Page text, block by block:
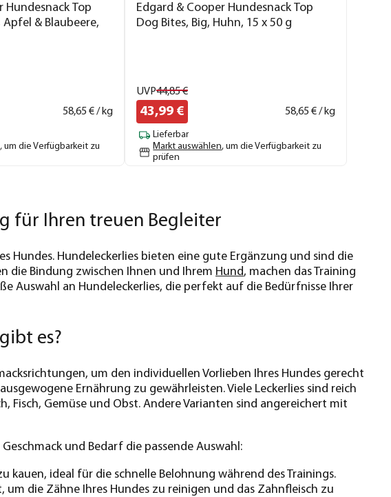
Hundesnack Top
Apfel & Blaubeere,
58,65 € / kg
, um die Verfügbarkeit zu
Edgard & Cooper Hundesnack Top
Dog Bites, Big, Huhn, 15 x 50 g
UVP44,85€
43,99 € 58,65 € / kg
Lieferbar
Markt auswählen, um die Verfügbarkeit zu
prüfen
für Ihren treuen Begleiter
Hundes. Hundeleckerlies bieten eine gute Ergänzung und sind die
die Bindung zwischen Ihnen und Ihrem Hund, machen das Training
Auswahl an Hundeleckerlies, die perfekt auf die Bedürfnisse Ihrer
es?
um den individuellen Vorlieben Ihres Hundes gerecht
Ernährung zu gewährleisten. Viele Leckerlies sind reich
Gemüse und Obst. Andere Varianten sind angereichert mit
und Bedarf die passende Auswahl:
kauen, ideal für die schnelle Belohnung während des Trainings.
um die Zähne Ihres Hundes zu reinigen und das Zahnfleisch zu